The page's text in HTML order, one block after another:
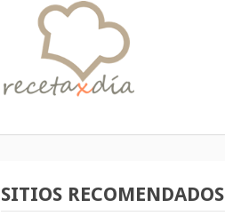
SITIOS RECOMENDADOS